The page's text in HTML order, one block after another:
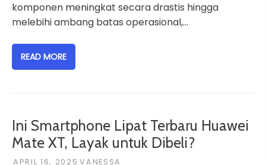
komponen meningkat secara drastis hingga
melebihi ambang batas operasional,…
READ MORE
Ini Smartphone Lipat Terbaru Huawei
Mate XT, Layak untuk Dibeli?
APRIL 16, 2025 VANESSA